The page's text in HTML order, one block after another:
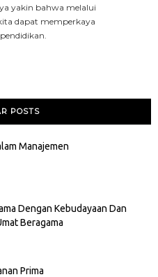
yakin bahwa melalui
dapat memperkaya
POSTS
Manajemen
Dengan Kebudayaan Dan
Beragama
Prima